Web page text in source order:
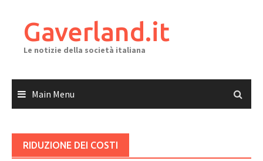
contentGaverland.it
Le notizie della società italiana
Main Menu
RIDUZIONE DEI COSTI